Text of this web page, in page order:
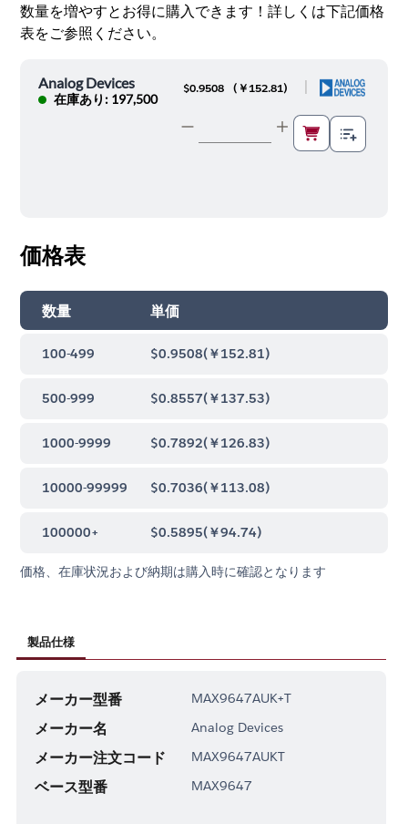
数量を増やすとお得に購入できます！詳しくは下記価格
表をご参照ください。
Analog Devices
在庫あり: 197,500
$0.9508 ( ￥152.81)
価格表
数量 単価
100-499 $0.9508(￥152.81)
500-999 $0.8557(￥137.53)
1000-9999 $0.7892(￥126.83)
10000-99999 $0.7036(￥113.08)
100000+ $0.5895(￥94.74)
価格、在庫状況および納期は購入時に確認となります
製品仕様
メーカー型番 MAX9647AUK+T
メーカー名 Analog Devices
メーカー注文コード MAX9647AUKT
ベース型番 MAX9647